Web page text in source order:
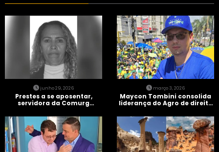
junho 29, 2026
Prestes a se aposentar,
servidora da Comurg
entra em protocolo de
morte encefálica
março 3, 2026
Maycon Tombini consolida
liderança do Agro de direita
Brasil” em Goiânia